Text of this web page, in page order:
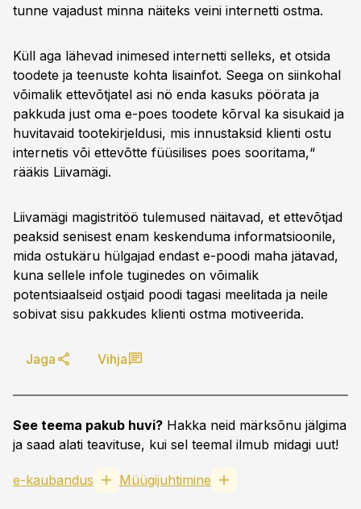
tunne vajadust minna näiteks veini internetti ostma.
Küll aga lähevad inimesed internetti selleks, et otsida
toodete ja teenuste kohta lisainfot. Seega on siinkohal
võimalik ettevõtjatel asi nö enda kasuks pöörata ja
pakkuda just oma e-poes toodete kõrval ka sisukaid ja
huvitavaid tootekirjeldusi, mis innustaksid klienti ostu
internetis või ettevõtte füüsilises poes sooritama,“
rääkis Liivamägi.
Liivamägi magistritöö tulemused näitavad, et ettevõtjad
peaksid senisest enam keskenduma informatsioonile,
mida ostukäru hülgajad endast e-poodi maha jätavad,
kuna sellele infole tuginedes on võimalik
potentsiaalseid ostjaid poodi tagasi meelitada ja neile
sobivat sisu pakkudes klienti ostma motiveerida.
Jaga Vihja
See teema pakub huvi? Hakka neid märksõnu jälgima
ja saad alati teavituse, kui sel teemal ilmub midagi uut!
e-kaubandus Müügijuhtimine